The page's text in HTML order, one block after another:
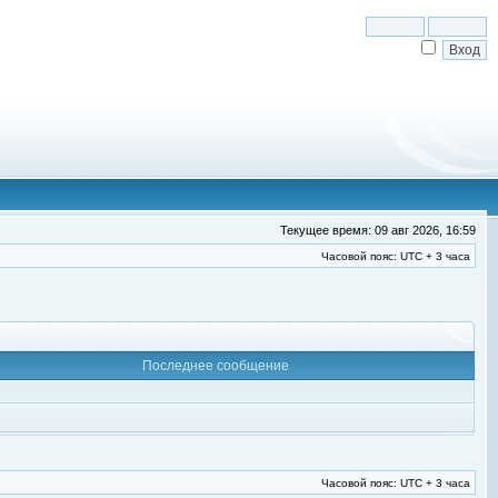
Текущее время: 09 авг 2026, 16:59
Часовой пояс: UTC + 3 часа
Последнее сообщение
Часовой пояс: UTC + 3 часа